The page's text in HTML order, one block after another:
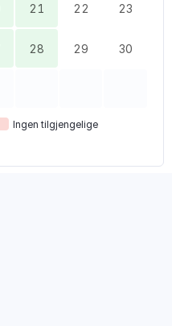
21 22 23
28 29 30
Ingen tilgjengelige